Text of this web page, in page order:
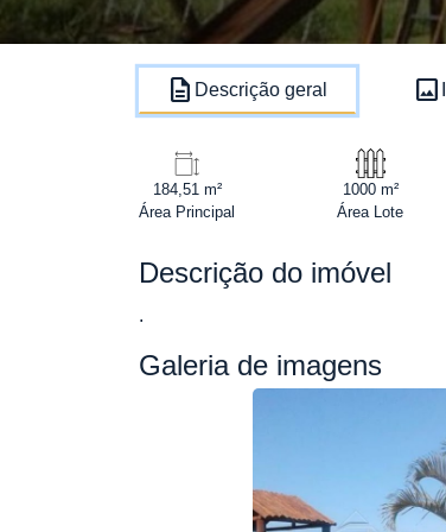
description Descrição geral image
184,51 m²
Área Principal
1000 m²
Área Lote
Descrição do imóvel
.
Galeria de imagens